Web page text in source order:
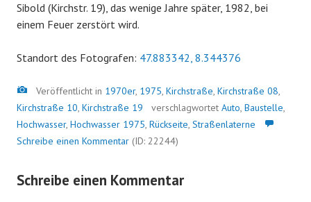
Sibold (Kirchstr. 19), das wenige Jahre später, 1982, bei
einem Feuer zerstört wird.
Standort des Fotografen: 47.883342, 8.344376
Bild
Veröffentlicht in 1970er, 1975, Kirchstraße, Kirchstraße 08,
Kirchstraße 10, Kirchstraße 19 verschlagwortet Auto, Baustelle,
Hochwasser, Hochwasser 1975, Rückseite, Straßenlaterne
Schreibe einen Kommentar (ID: 22244)
Schreibe einen Kommentar